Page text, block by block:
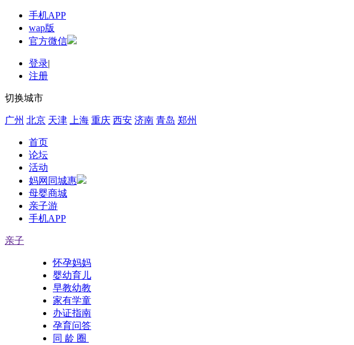
手机APP
wap版
官方微信
登录|
注册
切换城市
广州 北京 天津 上海 重庆 西安 济南 青岛 郑州
首页
论坛
活动
妈网同城惠
母婴商城
亲子游
手机APP
亲子
怀孕妈妈
婴幼育儿
早教幼教
家有学童
办证指南
孕育问答
同 龄 圈